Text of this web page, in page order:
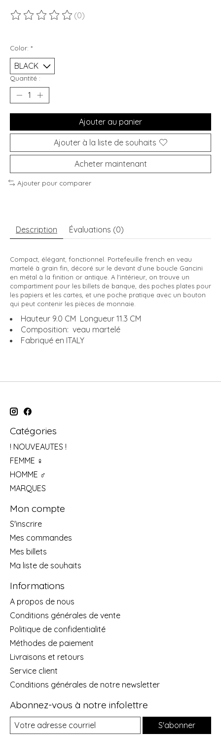
Ce produit est évalué à
(0)
Color: *
Quantité :
Ajouter au panier
Ajouter à la liste de souhaits
Acheter maintenant
Ajouter pour comparer
Description Évaluations (0)
Compact, élégant, fonctionnel. Portefeuille french en veau
martelé à grain fin, décoré sur le devant d’une boucle Gancini
en métal à la finition or antique. A l'intérieur, on trouve un
compartiment pour les billets de banque, des poches plates pour
les papiers et les cartes, et une poche pratique avec un bouton
qui peut contenir les pièces de monnaie.
Hauteur 9.0 CM Longueur 11.3 CM
Composition: veau martelé
Fabriqué en ITALY
Catégories
! NOUVEAUTES !
FEMME ♀
HOMME ♂
MARQUES
Mon compte
S'inscrire
Mes commandes
Mes billets
Ma liste de souhaits
Informations
A propos de nous
Conditions générales de vente
Politique de confidentialité
Méthodes de paiement
Livraisons et retours
Service client
Conditions générales de notre newsletter
Abonnez-vous à notre infolettre
S'abonner